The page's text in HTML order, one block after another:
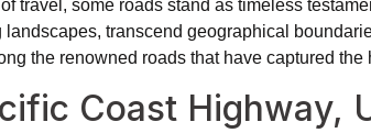
of travel, some roads stand as timeless
landscapes, transcend geographical
the renowned roads that have captured
Coast Highway,